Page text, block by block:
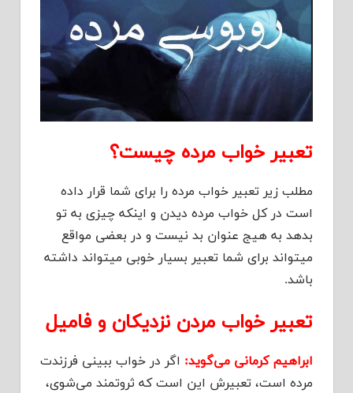
تعبیر خواب مرده چیست؟
مطلب زیر تعبیر خواب مرده را برای شما قرار داده
است در کل خواب مرده دیدن و اینکه چیزی به تو
بدهد به هیج عنوان بد نیست و در بعضی مواقع
میتواند برای شما تعبیر بسیار خوبی میتواند داشته
باشد.
تعبیر خواب مردن نزدیکان و فامیل
ابراهیم کرمانی می‌گوید: اگر در خواب ببینی فرزندت
مرده است، تعبیرش این است که ثروتمند می‌شوی،